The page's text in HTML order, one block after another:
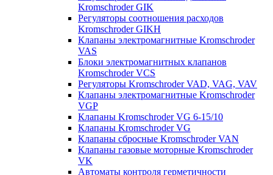
Kromschroder GIK
Регуляторы соотношения расходов
Kromschroder GIKH
Клапаны электромагнитные Kromschroder
VAS
Блоки электромагнитных клапанов
Kromschroder VCS
Регуляторы Kromschroder VAD, VAG, VAV
Клапаны электромагнитные Kromschroder
VGP
Клапаны Kromschroder VG 6-15/10
Клапаны Kromschroder VG
Клапаны сбросные Kromschroder VAN
Клапаны газовые моторные Kromschroder
VK
Автоматы контроля герметичности